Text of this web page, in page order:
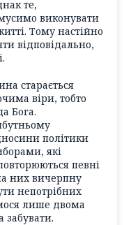
те,
виконувати
Тому настійно
відповідально,
старається
віри, тобто
Бога.
політики
які
певні
них вичерпну
непотрібних
лише двома